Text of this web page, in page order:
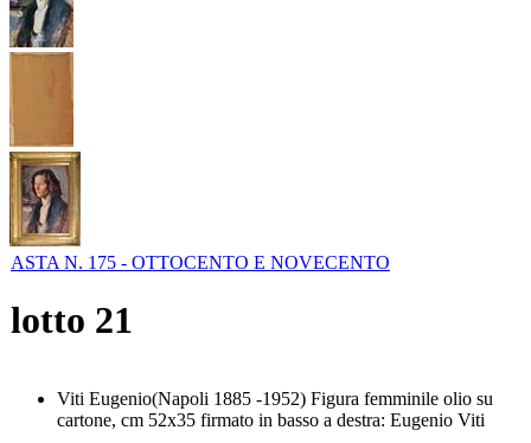
ASTA N. 175 - OTTOCENTO E NOVECENTO
lotto 21
Viti Eugenio(Napoli 1885 -1952) Figura femminile olio su
cartone, cm 52x35 firmato in basso a destra: Eugenio Viti